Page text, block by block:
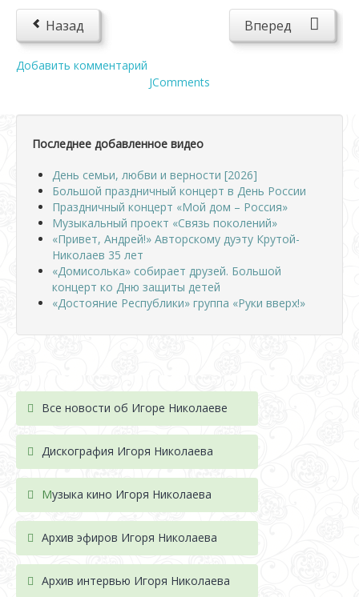
Назад Вперед
Добавить комментарий
JComments
Последнее добавленное видео
День семьи, любви и верности [2026]
Большой праздничный концерт в День России
Праздничный концерт «Мой дом – Россия»
Музыкальный проект «Связь поколений»
«Привет, Андрей!» Авторскому дуэту Крутой-
Николаев 35 лет
«Домисолька» собирает друзей. Большой
концерт ко Дню защиты детей
«Достояние Республики» группа «Руки вверх!»
Все новости об Игоре Николаеве
Дискография Игоря Николаева
Музыка кино Игоря Николаева
Архив эфиров Игоря Николаева
Архив интервью Игоря Николаева